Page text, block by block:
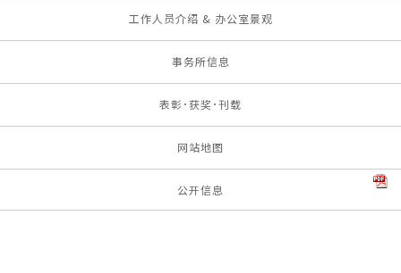
工作人员介绍 & 办公室景观
事务所信息
表彰･获奖･刊载
网站地图
公开信息